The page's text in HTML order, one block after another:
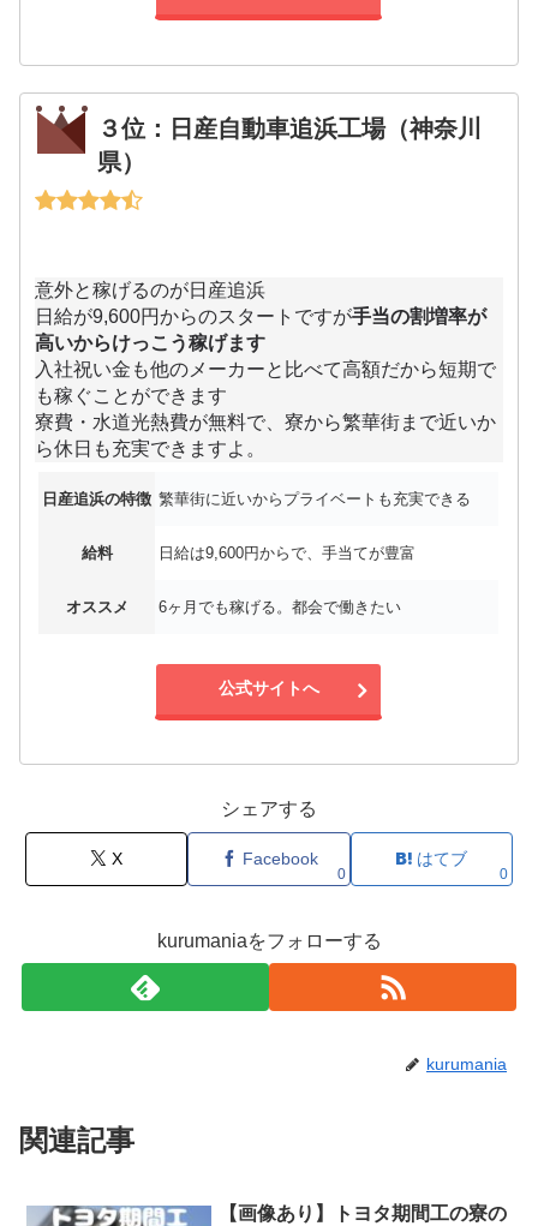
３位：日産自動車追浜工場（神奈川
県）
意外と稼げるのが日産追浜
日給が9,600円からのスタートですが手当の割増率が
高いからけっこう稼げます
入社祝い金も他のメーカーと比べて高額だから短期で
も稼ぐことができます
寮費・水道光熱費が無料で、寮から繁華街まで近いか
ら休日も充実できますよ。
日産追浜の特徴 繁華街に近いからプライベートも充実できる
給料 日給は9,600円からで、手当てが豊富
オススメ 6ヶ月でも稼げる。都会で働きたい
公式サイトへ
シェアする
X Facebook
0
はてブ
0
kurumaniaをフォローする
kurumania
関連記事
【画像あり】トヨタ期間工の寮の